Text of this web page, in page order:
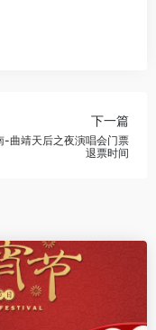
下一篇
-曲靖天后之夜演唱会门票
退票时间